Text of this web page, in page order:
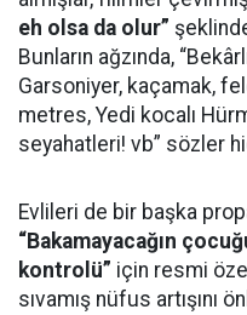
eh olsa da olur”
Bunların ağzında,
Garsoniyer, kaçamak,
metres, Yedi kocalı
seyahatleri! vb” sözler
Evlileri de bir başka
“Bakamayacağın
kontrolü” için resmi
sıvamış nüfus artışını